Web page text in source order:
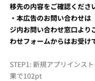
移先の内容をご確認くださ
・本広告のお問い合わせ
ジ内お問い合わせ窓口より
わせフォームからはお受け
STEP1: 新規アプリインス
果で102pt